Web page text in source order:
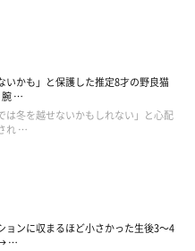
いかも」と保護した推定8才の野良猫
…
は冬を越せないかもしれない」と心配
れ …
ョンに収まるほど小さかった生後3～4
…